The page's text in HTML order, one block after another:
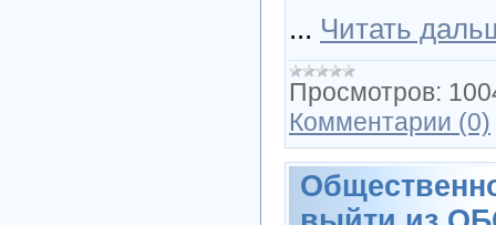
... Читать
Просмотров:
Комментарии (0)